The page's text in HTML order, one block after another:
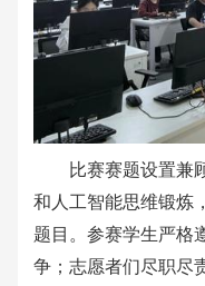
比赛赛题设置兼
和人工智能思维锻炼
题目。参赛学生严格
争；志愿者们尽职尽